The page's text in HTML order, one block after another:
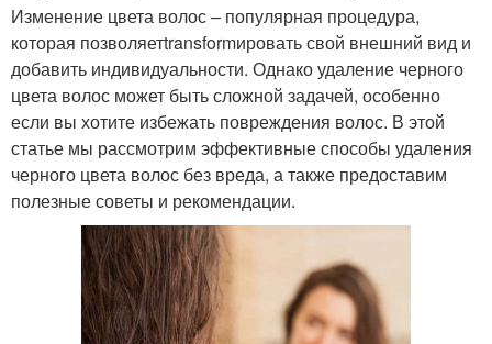
Изменение цвета волос – популярная процедура,
которая позволяетtransformировать свой внешний вид и
добавить индивидуальности. Однако удаление черного
цвета волос может быть сложной задачей, особенно
если вы хотите избежать повреждения волос. В этой
статье мы рассмотрим эффективные способы удаления
черного цвета волос без вреда, а также предоставим
полезные советы и рекомендации.